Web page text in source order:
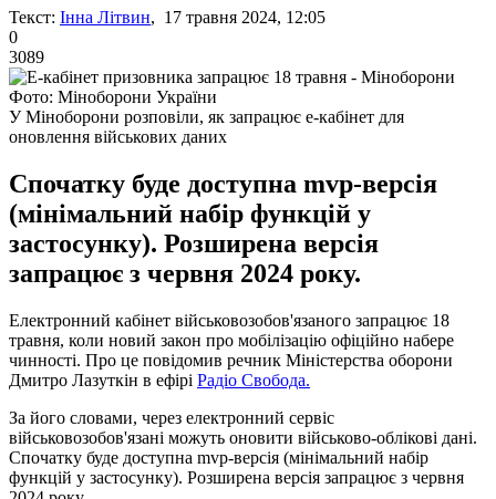
Текст: Інна Літвин, 17 травня 2024, 12:05
0
3089
Фото: Міноборони України
У Міноборони розповіли, як запрацює е-кабінет для
оновлення військових даних
Спочатку буде доступна mvp-версія
(мінімальний набір функцій у
застосунку). Розширена версія
запрацює з червня 2024 року.
Електронний кабінет військовозобов'язаного запрацює 18
травня, коли новий закон про мобілізацію офіційно набере
чинності. Про це повідомив речник Міністерства оборони
Дмитро Лазуткін в ефірі Радіо Свобода.
За його словами, через електронний сервіс
військовозобов'язані можуть оновити військово-облікові дані.
Спочатку буде доступна mvp-версія (мінімальний набір
функцій у застосунку). Розширена версія запрацює з червня